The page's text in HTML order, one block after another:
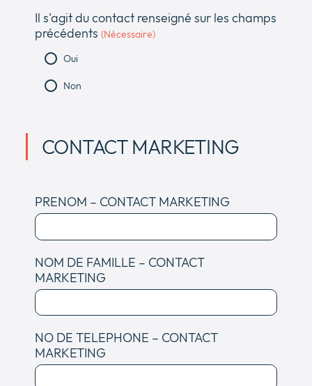
Il s'agit du contact renseigné sur les champs
précédents (Nécessaire)
Oui
Non
CONTACT MARKETING
PRENOM – CONTACT MARKETING
NOM DE FAMILLE – CONTACT
MARKETING
NO DE TELEPHONE – CONTACT
MARKETING